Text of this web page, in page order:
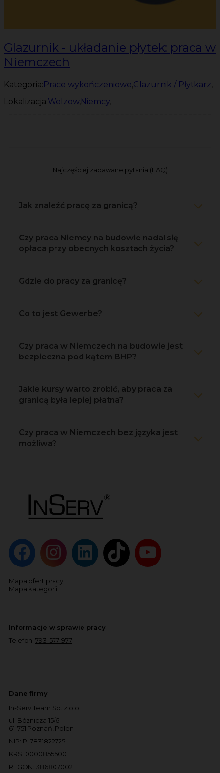
Glazurnik - układanie płytek: praca w
Niemczech
Kategoria:Prace wykończeniowe,Glazurnik / Płytkarz,
Lokalizacja:Welzow,Niemcy,
Najczęściej zadawane pytania (FAQ)
Jak znaleźć pracę za granicą?
Czy praca Niemcy na budowie nadal się
opłaca przy obecnych kosztach życia?
Gdzie do pracy za granicę?
Co to jest Gewerbe?
Czy praca w Niemczech na budowie jest
bezpieczna pod kątem BHP?
Jakie kursy warto zrobić, aby praca za
granicą była lepiej płatna?
Czy praca w Niemczech bez języka jest
możliwa?
Mapa ofert pracy
Mapa kategorii
Informacje w sprawie pracy
Telefon: 793-577-977
Dane firmy
In-Serv Team Sp. z o.o.
ul. Bóżnicza 15/6
61-751 Poznań, Polen
NIP: PL7831822725
KRS: 0000855600
REGON: 386807002